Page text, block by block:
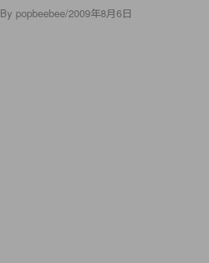
By popbeebee/2009年8月6日